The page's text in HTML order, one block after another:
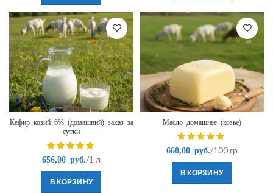
Кефир козий 6% (домашний) заказ за
сутки
656,00 руб. /1 л
В КОРЗИНУ
Масло домашнее (козье)
660,00руб. /100 гр
В КОРЗИНУ